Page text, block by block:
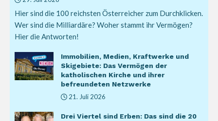
Hier sind die 100 reichsten Österreicher zum Durchklicken.
Wer sind die Milliardäre? Woher stammt ihr Vermögen?
Hier die Antworten!
Immobilien, Medien, Kraftwerke und
Skigebiete: Das Vermögen der
katholischen Kirche und ihrer
befreundeten Netzwerke
21. Juli 2026
Drei Viertel sind Erben: Das sind die 20